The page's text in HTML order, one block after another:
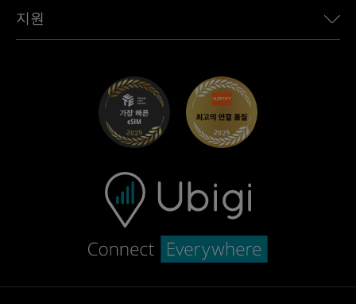
Mini용 Ubigi
Maserati용 Ubigi
Ubigi 앱
제휴 프로그램
지원